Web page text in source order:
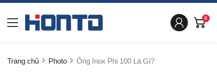
0
Trang chủ Photo Ống Inox Phi 100 Là Gì?